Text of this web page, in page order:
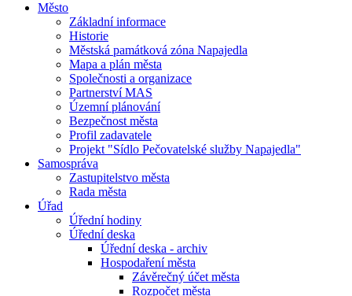
Město
Základní informace
Historie
Městská památková zóna Napajedla
Mapa a plán města
Společnosti a organizace
Partnerství MAS
Územní plánování
Bezpečnost města
Profil zadavatele
Projekt "Sídlo Pečovatelské služby Napajedla"
Samospráva
Zastupitelstvo města
Rada města
Úřad
Úřední hodiny
Úřední deska
Úřední deska - archiv
Hospodaření města
Závěrečný účet města
Rozpočet města